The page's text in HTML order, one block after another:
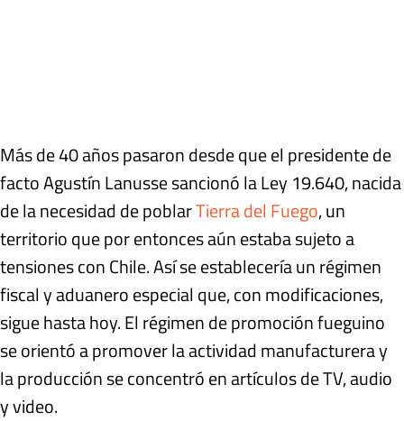
Más de 40 años pasaron desde que el presidente de
facto Agustín Lanusse sancionó la Ley 19.640, nacida
de la necesidad de poblarTierra del Fuego, un
territorio que por entonces aún estaba sujeto a
tensiones con Chile. Así se establecería un régimen
fiscal y aduanero especial que, con modificaciones,
sigue hasta hoy. El régimen de promoción fueguino
se orientó a promover la actividad manufacturera y
la producción se concentró en artículos de TV, audio
y video.